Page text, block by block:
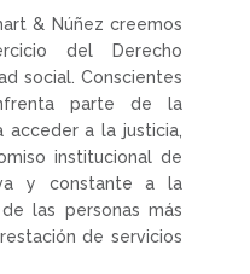
& Núñez creemos
del Derecho
social. Conscientes
parte de la
acceder a la justicia,
institucional de
y constante a la
las personas más
de servicios